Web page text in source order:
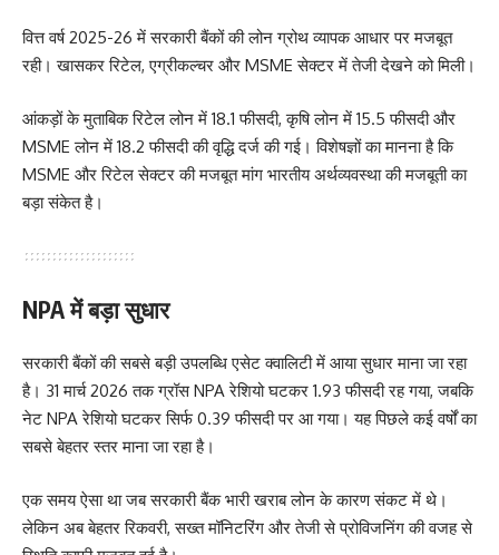
वित्त वर्ष 2025-26 में सरकारी बैंकों की लोन ग्रोथ व्यापक आधार पर मजबूत
रही। खासकर रिटेल, एग्रीकल्चर और MSME सेक्टर में तेजी देखने को मिली।
आंकड़ों के मुताबिक रिटेल लोन में 18.1 फीसदी, कृषि लोन में 15.5 फीसदी और
MSME लोन में 18.2 फीसदी की वृद्धि दर्ज की गई। विशेषज्ञों का मानना है कि
MSME और रिटेल सेक्टर की मजबूत मांग भारतीय अर्थव्यवस्था की मजबूती का
बड़ा संकेत है।
NPA में बड़ा सुधार
सरकारी बैंकों की सबसे बड़ी उपलब्धि एसेट क्वालिटी में आया सुधार माना जा रहा
है। 31 मार्च 2026 तक ग्रॉस NPA रेशियो घटकर 1.93 फीसदी रह गया, जबकि
नेट NPA रेशियो घटकर सिर्फ 0.39 फीसदी पर आ गया। यह पिछले कई वर्षों का
सबसे बेहतर स्तर माना जा रहा है।
एक समय ऐसा था जब सरकारी बैंक भारी खराब लोन के कारण संकट में थे।
लेकिन अब बेहतर रिकवरी, सख्त मॉनिटरिंग और तेजी से प्रोविजनिंग की वजह से